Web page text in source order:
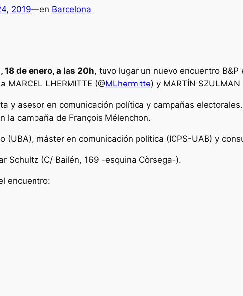
2019—en Barcelona
18 de enero, a las 20h, tuvo lugar un nuevo encuentro B&P
MARCEL LHERMITTE (@MLhermitte) y MARTÍN
y asesor en comunicación política y campañas
la campaña de François Mélenchon.
(UBA), máster en comunicación política (ICPS-UAB) y
Schultz (C/ Bailén, 169 -esquina Còrsega-).
encuentro: